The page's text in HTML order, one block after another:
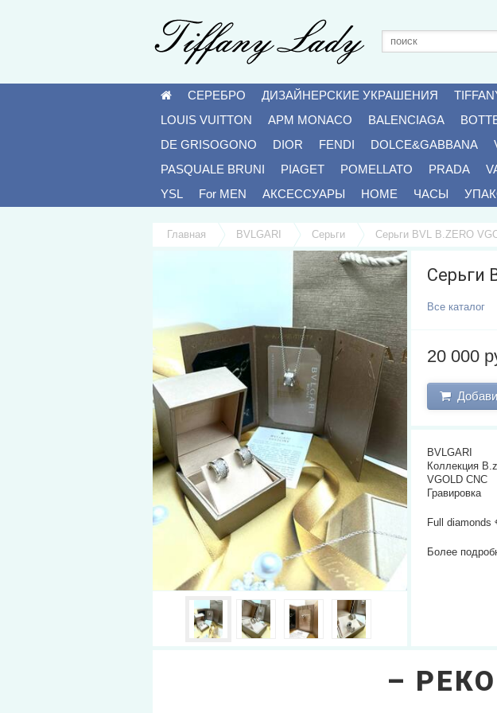
СЕРЕБРО ДИЗАЙНЕРСКИЕ УКРАШЕНИЯ
LOUIS VUITTON
APM MONACO BALENCIAGA
DE GRISOGONO
DIOR FENDI DOLCE&GABBANA
PASQUALE BRUNI
PIAGET POMELLATO PRADA
YSL
For MEN АКСЕССУАРЫ HOME ЧАСЫ
Главная BVLGARI Серьги Серьги BVL B.ZERO
Серьги
Все Каталог
20 000
BVLGARI
Коллекция
VGOLD CNC
Гравировка
Full diamonds
Более